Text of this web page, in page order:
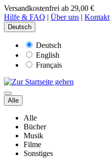
Versandkostenfrei ab 29,00 €
Hilfe & FAQ | Über uns | Kontakt
Deutsch
Deutsch
English
Français
Alle
Alle
Bücher
Musik
Filme
Sonstiges